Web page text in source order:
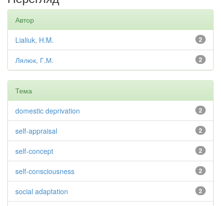
Автор
2
Lialiuk, H.M.
2
Лялюк, Г.М.
Тема
2
domestic deprivation
2
self-appraisal
2
self-concept
2
self-consciousness
2
social adaptation